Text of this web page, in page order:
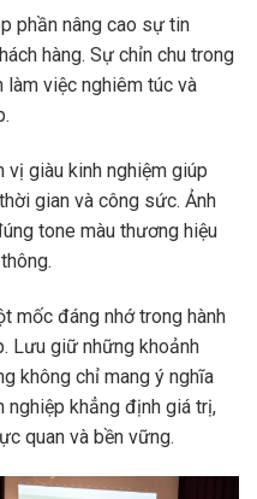
phần nâng cao sự tin
hàng. Sự chỉn chu trong
làm việc nghiêm túc và
giàu kinh nghiệm giúp
gian và công sức. Ảnh
tone màu thương hiệu
mốc đáng nhớ trong hành
Lưu giữ những khoảnh
không chỉ mang ý nghĩa
nghiệp khẳng định giá trị,
quan và bền vững.